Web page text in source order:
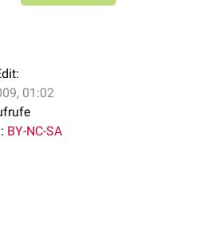
01:02
BY-NC-SA